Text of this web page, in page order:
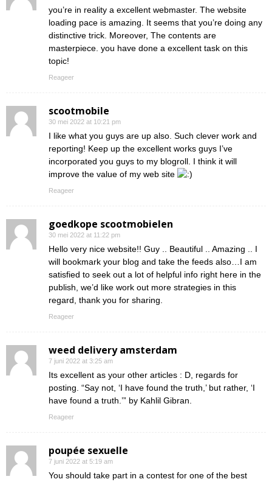
you’re in reality a excellent webmaster. The website
loading pace is amazing. It seems that you’re doing any
distinctive trick. Moreover, The contents are
masterpiece. you have done a excellent task on this
topic!
Reageer
scootmobile
30 mei 2022 at 10:21 pm
I like what you guys are up also. Such clever work and
reporting! Keep up the excellent works guys I’ve
incorporated you guys to my blogroll. I think it will
improve the value of my web site
Reageer
goedkope scootmobielen
30 mei 2022 at 11:22 pm
Hello very nice website!! Guy .. Beautiful .. Amazing .. I
will bookmark your blog and take the feeds also…I am
satisfied to seek out a lot of helpful info right here in the
publish, we’d like work out more strategies in this
regard, thank you for sharing.
Reageer
weed delivery amsterdam
7 juni 2022 at 3:25 am
Its excellent as your other articles : D, regards for
posting. “Say not, ‘I have found the truth,’ but rather, ‘I
have found a truth.’” by Kahlil Gibran.
Reageer
poupée sexuelle
7 juni 2022 at 5:19 am
You should take part in a contest for one of the best